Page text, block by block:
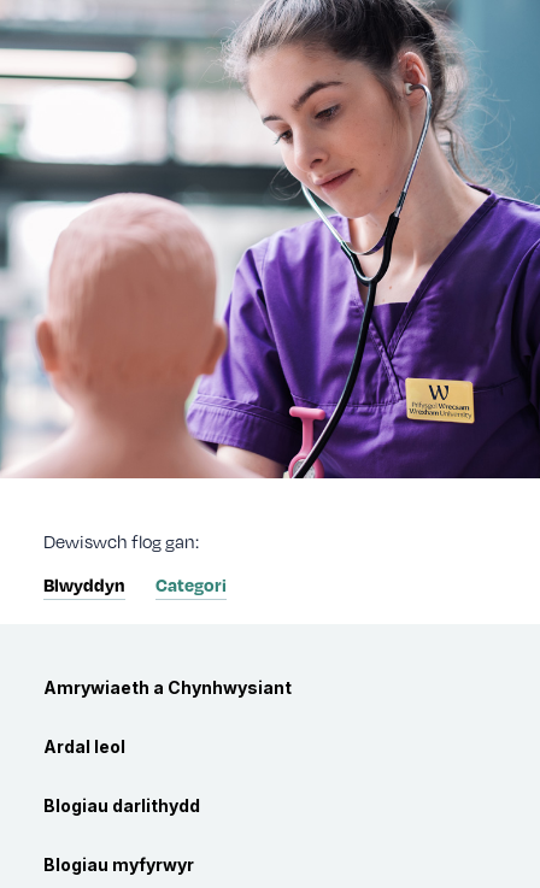
Dewiswch flog gan:
Blwyddyn
Categori
Categori
Amrywiaeth a Chynhwysiant
Ardal leol
Blogiau darlithydd
Blogiau myfyrwyr